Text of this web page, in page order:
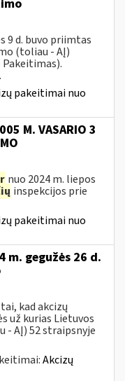
9 d. buvo priimtas
(toliau - AĮ)
pakeitimai nuo
M. VASARIO 3
nuo 2024 m. liepos
inspekcijos prie
pakeitimai nuo
m. gegužės 26 d.
kad akcizų
už kurias Lietuvos
- AĮ) 52 straipsnyje
Akcizų